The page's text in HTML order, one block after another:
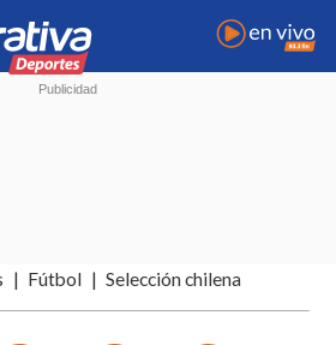
Fútbol Selección chilena